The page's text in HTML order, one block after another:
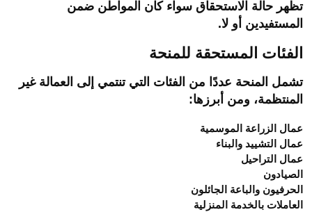
تظهر حالة الاستحقاق سواء كان المواطن ضمن
المستفيدين أو لا.
الفئات المستحقة للمنحة
تشمل المنحة عددًا من الفئات التي تنتمي إلى العمالة غير
المنتظمة، ومن أبرزها:
عمال الزراعة الموسمية
عمال التشييد والبناء
عمال التراحيل
الصيادون
الحرفيون والباعة الجائلون
العاملات بالخدمة المنزلية